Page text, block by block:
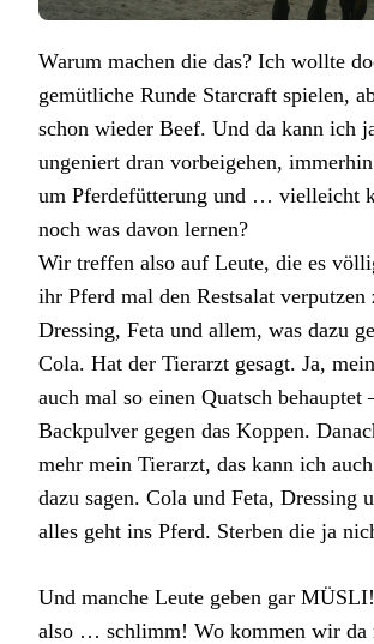
Warum machen die das? Ich wollte
gemütliche Runde Starcraft spielen,
schon wieder Beef. Und da kann ich
ungeniert dran vorbeigehen,
um Pferdefütterung und … vielleicht
noch was davon lernen?
Wir treffen also auf Leute, die es
ihr Pferd mal den Restsalat
Dressing, Feta und allem, was dazu
Cola. Hat der Tierarzt gesagt. Ja,
auch mal so einen Quatsch behauptet
Backpulver gegen das Koppen.
mehr mein Tierarzt, das kann ich
dazu sagen. Cola und Feta, Dressing
alles geht ins Pferd. Sterben die ja
Und manche Leute geben gar
also … schlimm! Wo kommen wir da